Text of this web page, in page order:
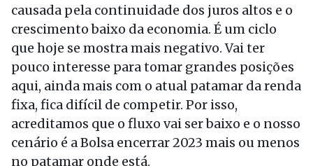
causada pela continuidade dos juros altos e o
crescimento baixo da economia. É um ciclo
que hoje se mostra mais negativo. Vai ter
pouco interesse para tomar grandes posições
aqui, ainda mais com o atual patamar da renda
fixa, fica difícil de competir. Por isso,
acreditamos que o fluxo vai ser baixo e o nosso
cenário é a Bolsa encerrar 2023 mais ou menos
no patamar onde está.